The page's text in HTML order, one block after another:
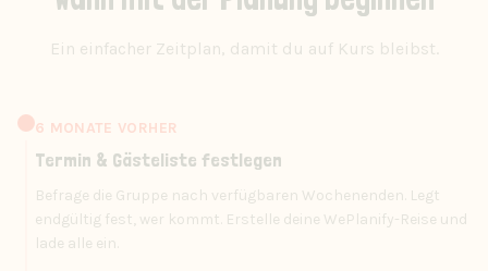
Ein einfacher Zeitplan, damit du auf Kurs bleibst.
6 MONATE VORHER
Termin & Gästeliste festlegen
Befrage die Gruppe nach verfügbaren Wochenenden. Legt
endgültig fest, wer kommt. Erstelle deine WePlanify-Reise und
lade alle ein.